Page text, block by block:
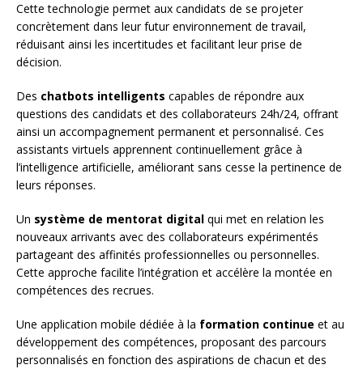
Cette technologie permet aux candidats de se projeter
concrètement dans leur futur environnement de travail,
réduisant ainsi les incertitudes et facilitant leur prise de
décision.
Des chatbots intelligents capables de répondre aux
questions des candidats et des collaborateurs 24h/24, offrant
ainsi un accompagnement permanent et personnalisé. Ces
assistants virtuels apprennent continuellement grâce à
l’intelligence artificielle, améliorant sans cesse la pertinence de
leurs réponses.
Un système de mentorat digital qui met en relation les
nouveaux arrivants avec des collaborateurs expérimentés
partageant des affinités professionnelles ou personnelles.
Cette approche facilite l’intégration et accélère la montée en
compétences des recrues.
Une application mobile dédiée à la formation continue et au
développement des compétences, proposant des parcours
personnalisés en fonction des aspirations de chacun et des